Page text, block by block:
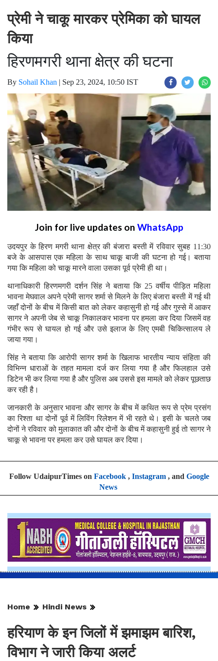
प्रेमी ने चाकू मारकर प्रेमिका को घायल
किया
हिरणमगरी थाना क्षेत्र की घटना
By Sohail Khan | Sep 23, 2024, 10:50 IST
Join for live updates on WhatsApp
उदयपुर के हिरण मगरी थाना क्षेत्र की बंजारा बस्ती में रविवार सुबह 11:30
बजे के आसपास एक महिला के साथ चाकू बाजी की घटना हो गई। बताया
गया कि महिला को चाकू मारने वाला उसका पूर्व प्रेमी ही था।
थानाधिकारी हिरणमगरी दर्शन सिंह ने बताया कि 25 वर्षीय पीड़ित महिला
भावना मेघवाल अपने प्रेमी सागर शर्मा से मिलने के लिए बंजारा बस्ती में गई थी
जहाँ दोनों के बीच में किसी बात को लेकर कहासुनी हो गई और गुस्से में आकर
सागर ने अपनी जेब से चाकू निकालकर भावना पर हमला कर दिया जिसमें वह
गंभीर रूप से घायल हो गई और उसे इलाज के लिए एमबी चिकित्सालय ले
जाया गया।
सिंह ने बताया कि आरोपी सागर शर्मा के खिलाफ भारतीय न्याय संहिता की
विभिन्न धाराओं के तहत मामला दर्ज कर लिया गया है और फिलहाल उसे
डिटेन भी कर लिया गया है और पुलिस अब उससे इस मामले को लेकर पूछताछ
कर रही है।
जानकारी के अनुसार भावना और सागर के बीच में कथित रूप से प्रेम प्रसंग
का रिश्ता था दोनों पूर्व में लिविंग रिलेशन में भी रहते थे। इसी के चलते जब
दोनों ने रविवार को मुलाकात की और दोनों के बीच में कहासुनी हुई तो सागर ने
चाकू से भावना पर हमला कर उसे घायल कर दिया।
Follow UdaipurTimes on Facebook, Instagram, and Google
News
Home Hindi News
हरियाण के इन जिलों में झमाझम बारिश,
विभाग ने जारी किया अलर्ट